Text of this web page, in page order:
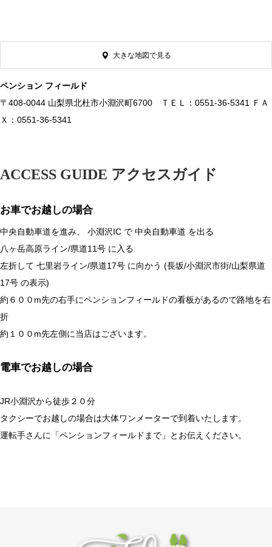
ペンション フィールド
〒408-0044 山梨県北杜市小淵沢町6700 ＴＥＬ：0551-36-5341 ＦＡ
Ｘ：0551-36-5341
大きな地図で見る
ACCESS GUIDE アクセスガイド
お車でお越しの場合
中央自動車道を進み、 小淵沢IC で 中央自動車道 を出る
八ヶ岳高原ライン/県道11号 に入る
左折して 七里岩ライン/県道17号 に向かう (長坂/小淵沢市街/山梨県道
17号 の表示)
約６００m先の右手にペンションフィールドの看板があるので路地を右
折
約１００m先左側に当店はございます。
電車でお越しの場合
JR小淵沢から徒歩２０分
タクシーでお越しの場合は大体ワンメーターで到着いたします。
運転手さんに「ペンションフィールドまで」とお伝えください。